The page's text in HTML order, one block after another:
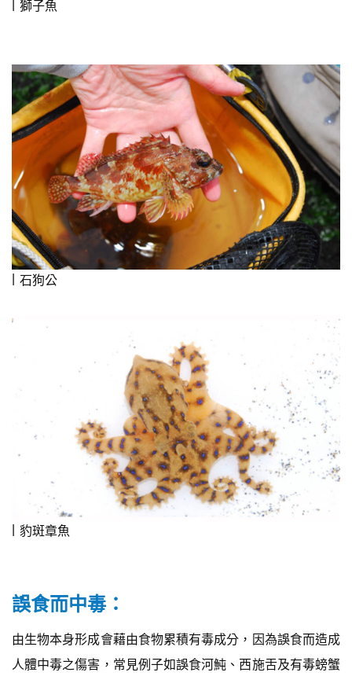
獅子魚
石狗公
豹斑章魚
誤食而中毒：
由生物本身形成會藉由食物累積有毒成分，因為誤食而造成
人體中毒之傷害，常見例子如誤食河魨、西施舌及有毒螃蟹